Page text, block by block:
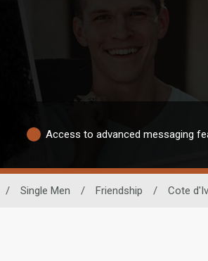
Access to advanced messaging
/ Single Men / Friendship / Cote